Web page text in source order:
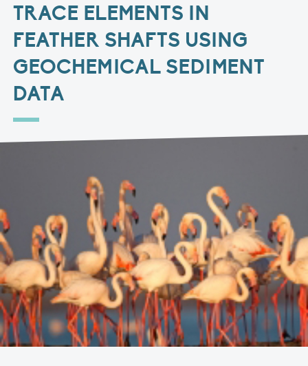
TRACE ELEMENTS IN
FEATHER SHAFTS USING
GEOCHEMICAL SEDIMENT
DATA